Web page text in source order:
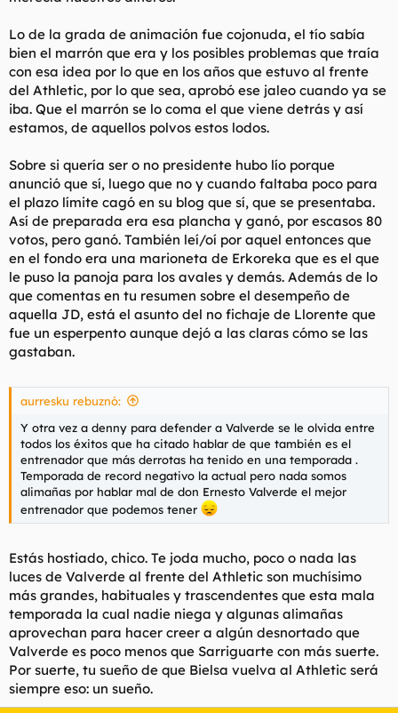
Etxeberria. Esto nos hace salvar otra bala del descenso y para
colmo le ganamos la supercopa al Madrid y al Barcelona.
Convoca las elecciones antes de acabar su mandato
aprovando la grada de animacion en los ultimos meses y
dejandole la bomba de relojeria que ha sido esa grada politica
al siguiente.
Hay que ser un hdp para ser del Athletic y dejar un duro en sus
negocios.
Lo de la grada de animación fue cojonuda, el tío sabía
bien el marrón que era y los posibles problemas que traía
con esa idea por lo que en los años que estuvo al frente
del Athletic, por lo que sea, aprobó ese jaleo cuando ya se
iba. Que el marrón se lo coma el que viene detrás y así
estamos, de aquellos polvos estos lodos.
Sobre si quería ser o no presidente hubo lío porque
anunció que sí, luego que no y cuando faltaba poco para
el plazo límite cagó en su blog que sí, que se presentaba.
Así de preparada era esa plancha y ganó, por escasos 80
votos, pero ganó. También leí/oí por aquel entonces que
en el fondo era una marioneta de Erkoreka que es el que
le puso la panoja para los avales y demás. Además de lo
que comentas en tu resumen sobre el desempeño de
aquella JD, está el asunto del no fichaje de Llorente que
fue un esperpento aunque dejó a las claras cómo se las
gastaban.
aurresku rebuznó:
Y otra vez a denny para defender a Valverde se le olvida entre
todos los éxitos que ha citado hablar de que también es el
entrenador que más derrotas ha tenido en una temporada .
Temporada de record negativo la actual pero nada somos
alimañas por hablar mal de don Ernesto Valverde el mejor
entrenador que podemos tener
Estás hostiado, chico. Te joda mucho, poco o nada las
luces de Valverde al frente del Athletic son muchísimo
más grandes, habituales y trascendentes que esta mala
temporada la cual nadie niega y algunas alimañas
aprovechan para hacer creer a algún desnortado que
Valverde es poco menos que Sarriguarte con más suerte.
Por suerte, tu sueño de que Bielsa vuelva al Athletic será
siempre eso: un sueño.